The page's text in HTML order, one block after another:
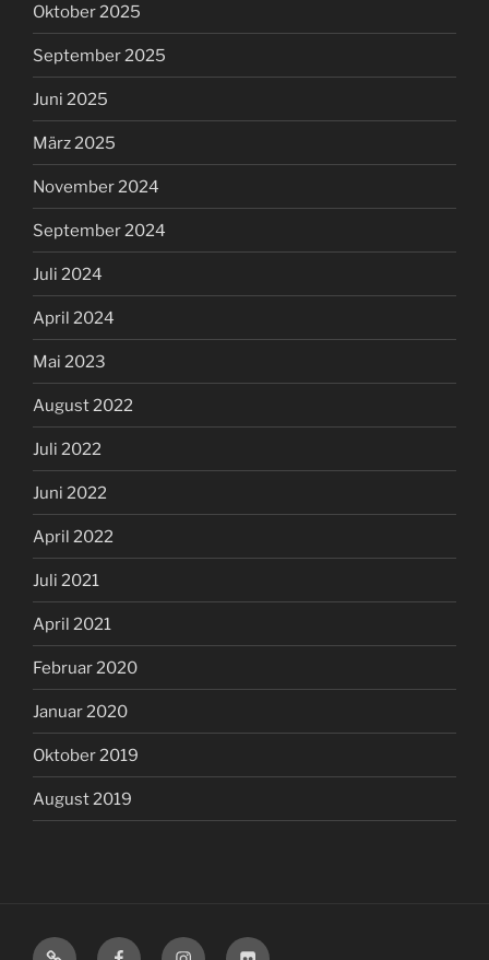
Oktober 2025
September 2025
Juni 2025
März 2025
November 2024
September 2024
Juli 2024
April 2024
Mai 2023
August 2022
Juli 2022
Juni 2022
April 2022
Juli 2021
April 2021
Februar 2020
Januar 2020
Oktober 2019
August 2019
MastodonFacebookInstagramFlickr